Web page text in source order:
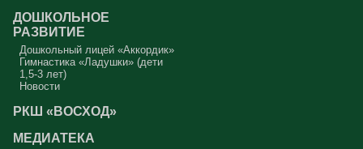
ДОШКОЛЬНОЕ
РАЗВИТИЕ
Дошкольный лицей «Аккордик»
Гимнастика «Ладушки» (дети
1,5-3 лет)
Новости
РКШ «ВОСХОД»
МЕДИАТЕКА